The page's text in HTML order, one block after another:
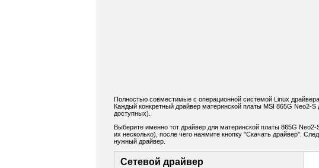
Полностью совместимые с операционной системой Linux
Каждый конкретный драйвер материнской платы MSI 865G Neo2-
доступных).
Выберите именно тот драйвер для материнской платы 865G
их несколько), после чего нажмите кнопку "Скачать драйвер".
нужный драйвер.
Сетевой драйвер